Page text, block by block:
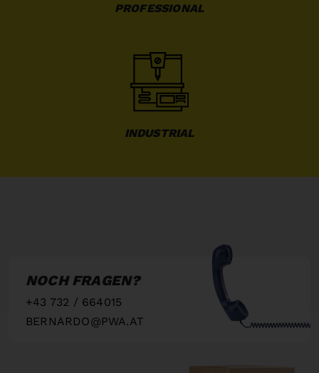
PROFESSIONAL
INDUSTRIAL
NOCH FRAGEN?
+43 732 / 664015
BERNARDO@PWA.AT